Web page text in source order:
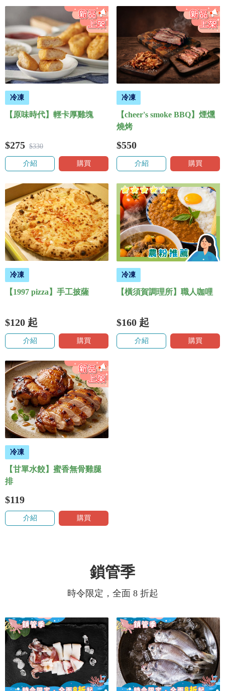
冷凍
【原味時代】輕卡厚雞塊
$275 $330
介紹 購買
冷凍
【cheer's smoke BBQ】煙燻
燒烤
$550
介紹 購買
冷凍
【1997 pizza】手工披薩
$120 起
介紹 購買
冷凍
【橫須賀調理所】職人咖哩
$160 起
介紹 購買
冷凍
【甘單水餃】蜜香無骨雞腿
排
$119
介紹 購買
鎖管季
時令限定，全面 8 折起